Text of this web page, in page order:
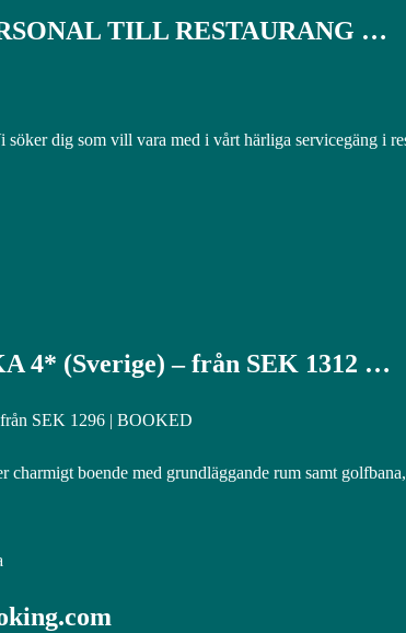
TILL RESTAURANG …
dig som vill vara med i vårt härliga servicegäng i
4* (Sverige) – från SEK 1312 …
SEK 1296 | BOOKED
boende med grundläggande rum samt